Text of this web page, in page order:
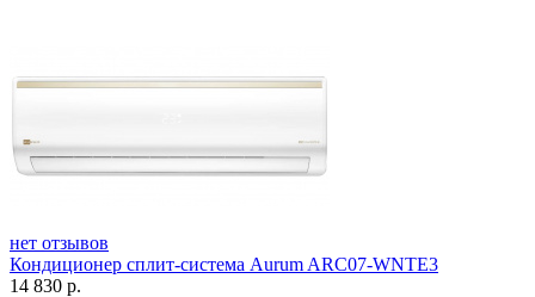
нет отзывов
Кондиционер сплит-система Aurum ARC07-WNTE3
14 830 р.